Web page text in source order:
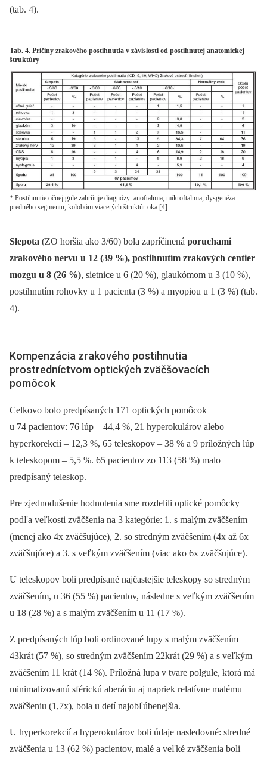
(tab. 4).
Tab. 4. Príčiny zrakového postihnutia v závislosti od postihnutej anatomickej
štruktúry
* Postihnutie očnej gule zahrňuje diagnózy: anoftalmia, mikroftalmia, dysgenéza
predného segmentu, kolobóm viacerých štruktúr oka [4]
Slepota (ZO horšia ako 3/60) bola zapríčinená poruchami
zrakového nervu u 12 (39 %), postihnutím zrakových centier
mozgu u 8 (26 %), sietnice u 6 (20 %), glaukómom u 3 (10 %),
postihnutím rohovky u 1 pacienta (3 %) a myopiou u 1 (3 %) (tab.
4).
Kompenzácia zrakového postihnutia
prostredníctvom optických zväčšovacích
pomôcok
Celkovo bolo predpísaných 171 optických pomôcok
u 74 pacientov: 76 lúp –⁠ 44,4 %, 21 hyperokulárov alebo
hyperkorekcií –⁠ 12,3 %, 65 teleskopov –⁠ 38 % a 9 príložných lúp
k teleskopom –⁠ 5,5 %. 65 pacientov zo 113 (58 %) malo
predpísaný teleskop.
Pre zjednodušenie hodnotenia sme rozdelili optické pomôcky
podľa veľkosti zväčšenia na 3 kategórie: 1. s malým zväčšením
(menej ako 4x zväčšujúce), 2. so stredným zväčšením (4x až 6x
zväčšujúce) a 3. s veľkým zväčšením (viac ako 6x zväčšujúce).
U teleskopov boli predpísané najčastejšie teleskopy so stredným
zväčšením, u 36 (55 %) pacientov, následne s veľkým zväčšením
u 18 (28 %) a s malým zväčšením u 11 (17 %).
Z predpísaných lúp boli ordinované lupy s malým zväčšením
43krát (57 %), so stredným zväčšením 22krát (29 %) a s veľkým
zväčšením 11 krát (14 %). Príložná lupa v tvare polgule, ktorá má
minimalizovanú sférickú aberáciu aj napriek relatívne malému
zväčšeniu (1,7x), bola u detí najobľúbenejšia.
U hyperkorekcií a hyperokulárov boli údaje nasledovné: stredné
zväčšenia u 13 (62 %) pacientov, malé a veľké zväčšenia boli